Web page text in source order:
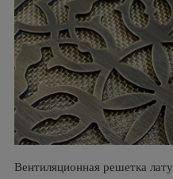
Вентиляционная решетка